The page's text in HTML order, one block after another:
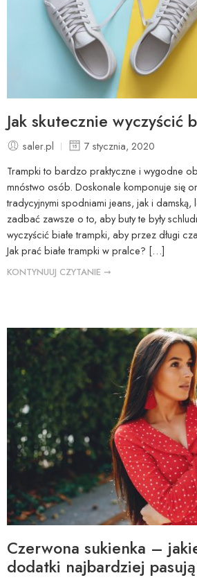
Jak skutecznie wyczyścić
saler.pl
7 stycznia, 2020
Trampki to bardzo praktyczne i wygodne
mnóstwo osób. Doskonale komponuje się
tradycyjnymi spodniami jeans, jak i damską,
zadbać zawsze o to, aby buty te były
wyczyścić białe trampki, aby przez długi
Jak prać białe trampki w pralce? […]
KONTYNUUJ CZYTANIE ➞
Czerwona sukienka –
dodatki najbardziej